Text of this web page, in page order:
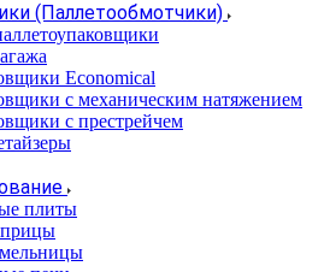
(Паллетообмотчики)
Economical
с механическим натяжением
с престрейчем
плиты